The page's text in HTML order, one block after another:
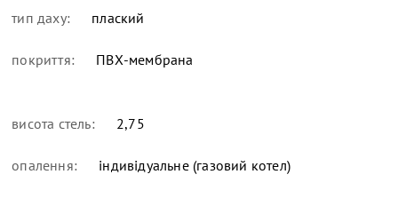
тип даху: плаский
покриття: ПВХ-мембрана
висота стель: 2,75
опалення: індивідуальне (газовий котел)